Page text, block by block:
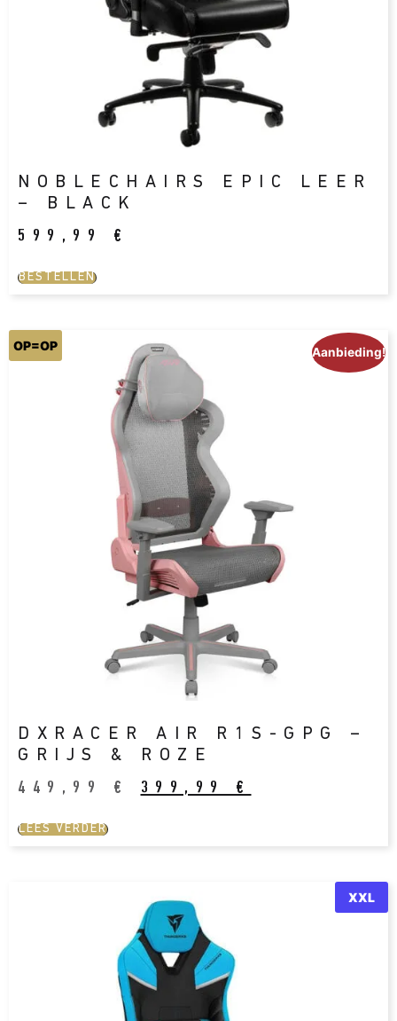
NOBLECHAIRS EPIC LEER
– BLACK
599,99 €
BESTELLEN
Aanbieding!
OP=OP
DXRACER AIR R1S-GPG –
GRIJS & ROZE
449,99 € 399,99 €
LEES VERDER
XXL